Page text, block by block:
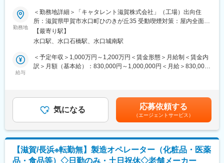
いく予定です。
■組織構成：
・当社には現在81名の従業員が在籍しており、信頼性保証部品質
5名（全て男性/平均年齢50代前半）の社員が鋭意活躍していま
す。
「高品質で安全性の高い製品づくり」のために、出荷前の品質確
認だけでなく、原薬受け入れ時、造粒後など製造工程の各所で品
質チェックを行い、最終製品が高品質となるよう、各工程の管理
を徹底し丁寧に製造しています。
変更の範囲：会社の定める業務
【概要】
本ポジションは、工場の施設管理を効果的かつ効率的に行い、会
社の要件および関連当局の規制に沿った総合的な施設サービスを
提供する役割を担います。施設設備およびユーティリティに関す
る豊富な業界経験を活かして、トラブルシューティングや最適化
を実施します。自律的に業務改善につながるプロジェクトを特定
し、開始できる能力が求められます。
をリードし、調整・指示・レビュー
■施設サイトマスタープランおよび各種図面変更を作成・更新し、
■施設改修に必要な許認可を取得
■バリデーション活動全般を主導
勤務地
＜勤務地詳細＞「キャタレント滋賀株式会社」（工場）出向住
所：滋賀県甲賀市水口町ひのきが丘35 受動喫煙対策：屋内全面禁
煙変更の範囲：無
【最寄り駅】
水口駅、水口石橋駅、水口城南駅
給与
＜予定年収＞1,000万円～1,200万円＜賃金形態＞月給制＜賃金内
訳＞月額（基本給）：830,000円～1,000,000円＜月給＞830,000
気になる 応募依頼する
（エージェントサービス）
【滋賀/長浜※転勤無】製造オペレーター（化粧品・医薬
品・食品等）◇日勤のみ・土日祝休◇老舗メーカー